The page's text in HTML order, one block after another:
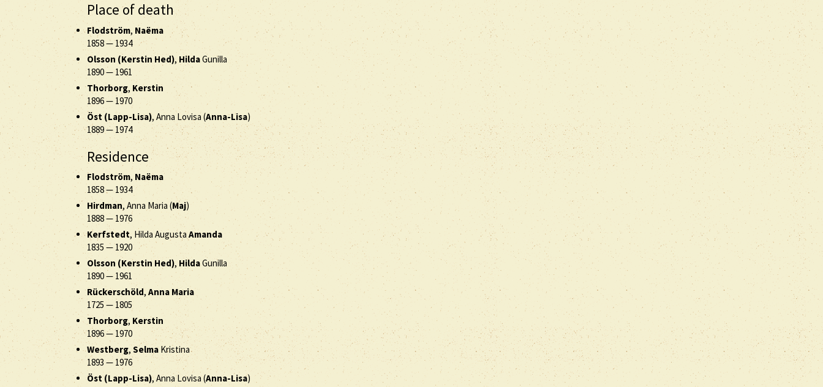
Place of death
Flodström, Naëma
1858—1934
Olsson (Kerstin Hed),HildaGunilla
1890— 1961
Thorborg, Kerstin
1896— 1970
Öst (Lapp-Lisa), Anna Lovisa (Anna-Lisa)
1889— 1974
Residence
Flodström, Naëma
1858— 1934
Hirdman, Anna Maria (Maj)
1888— 1976
Kerfstedt, Hilda AugustaAmanda
1835 —1920
Olsson (Kerstin Hed),HildaGunilla
1890— 1961
Rückerschöld, Anna Maria
1725 — 1805
Thorborg, Kerstin
1896— 1970
Westberg,Selma Kristina
1893 — 1976
Öst (Lapp-Lisa), Anna Lovisa (Anna-Lisa)